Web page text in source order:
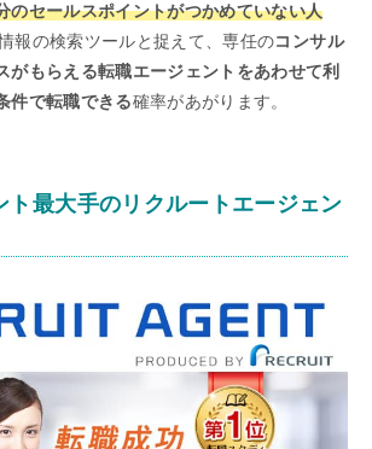
のセールスポイントがつかめていない人
報の検索ツールと捉えて、専任のコンサル
がもらえる転職エージェントをあわせて利
件で転職できる確率があがります。
ト最大手のリクルートエージェン